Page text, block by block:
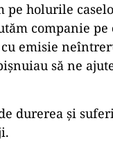
pe holurile
companie pe
emisie
să ne
durerea și